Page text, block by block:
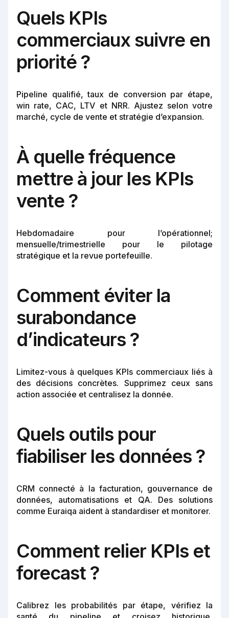
Quels KPIs
commerciaux suivre en
priorité ?
Pipeline qualifié, taux de conversion par étape,
win rate, CAC, LTV et NRR. Ajustez selon votre
marché, cycle de vente et stratégie d’expansion.
À quelle fréquence
mettre à jour les KPIs
vente ?
Hebdomadaire pour l’opérationnel;
mensuelle/trimestrielle pour le pilotage
stratégique et la revue portefeuille.
Comment éviter la
surabondance
d’indicateurs ?
Limitez-vous à quelques KPIs commerciaux liés à
des décisions concrètes. Supprimez ceux sans
action associée et centralisez la donnée.
Quels outils pour
fiabiliser les données ?
CRM connecté à la facturation, gouvernance de
données, automatisations et QA. Des solutions
comme Euraiqa aident à standardiser et monitorer.
Comment relier KPIs et
forecast ?
Calibrez les probabilités par étape, vérifiez la